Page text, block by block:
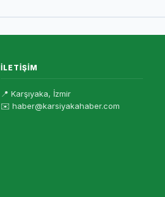
İLETIŞIM
📍 Karşıyaka, İzmir
✉️ haber@karsiyakahaber.com